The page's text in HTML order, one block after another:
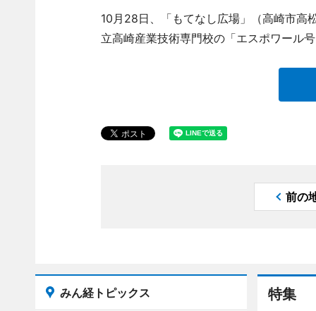
10月28日、「もてなし広場」（高崎市高
立高崎産業技術専門校の「エスポワール
前の
特集
みん経トピックス